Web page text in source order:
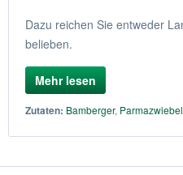
Dazu reichen Sie entweder
belieben.
Mehr lesen
Zutaten: Bamberger, Parmazwiebel